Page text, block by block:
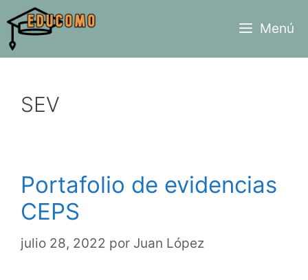
Saltar
al
contenido
Menú
SEV
Portafolio de evidencias
CEPS
julio 28, 2022 por Juan López